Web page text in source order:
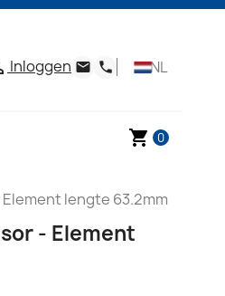
Inloggen email phone NL
shopping_cart 0
lengte 63.2mm
- Element